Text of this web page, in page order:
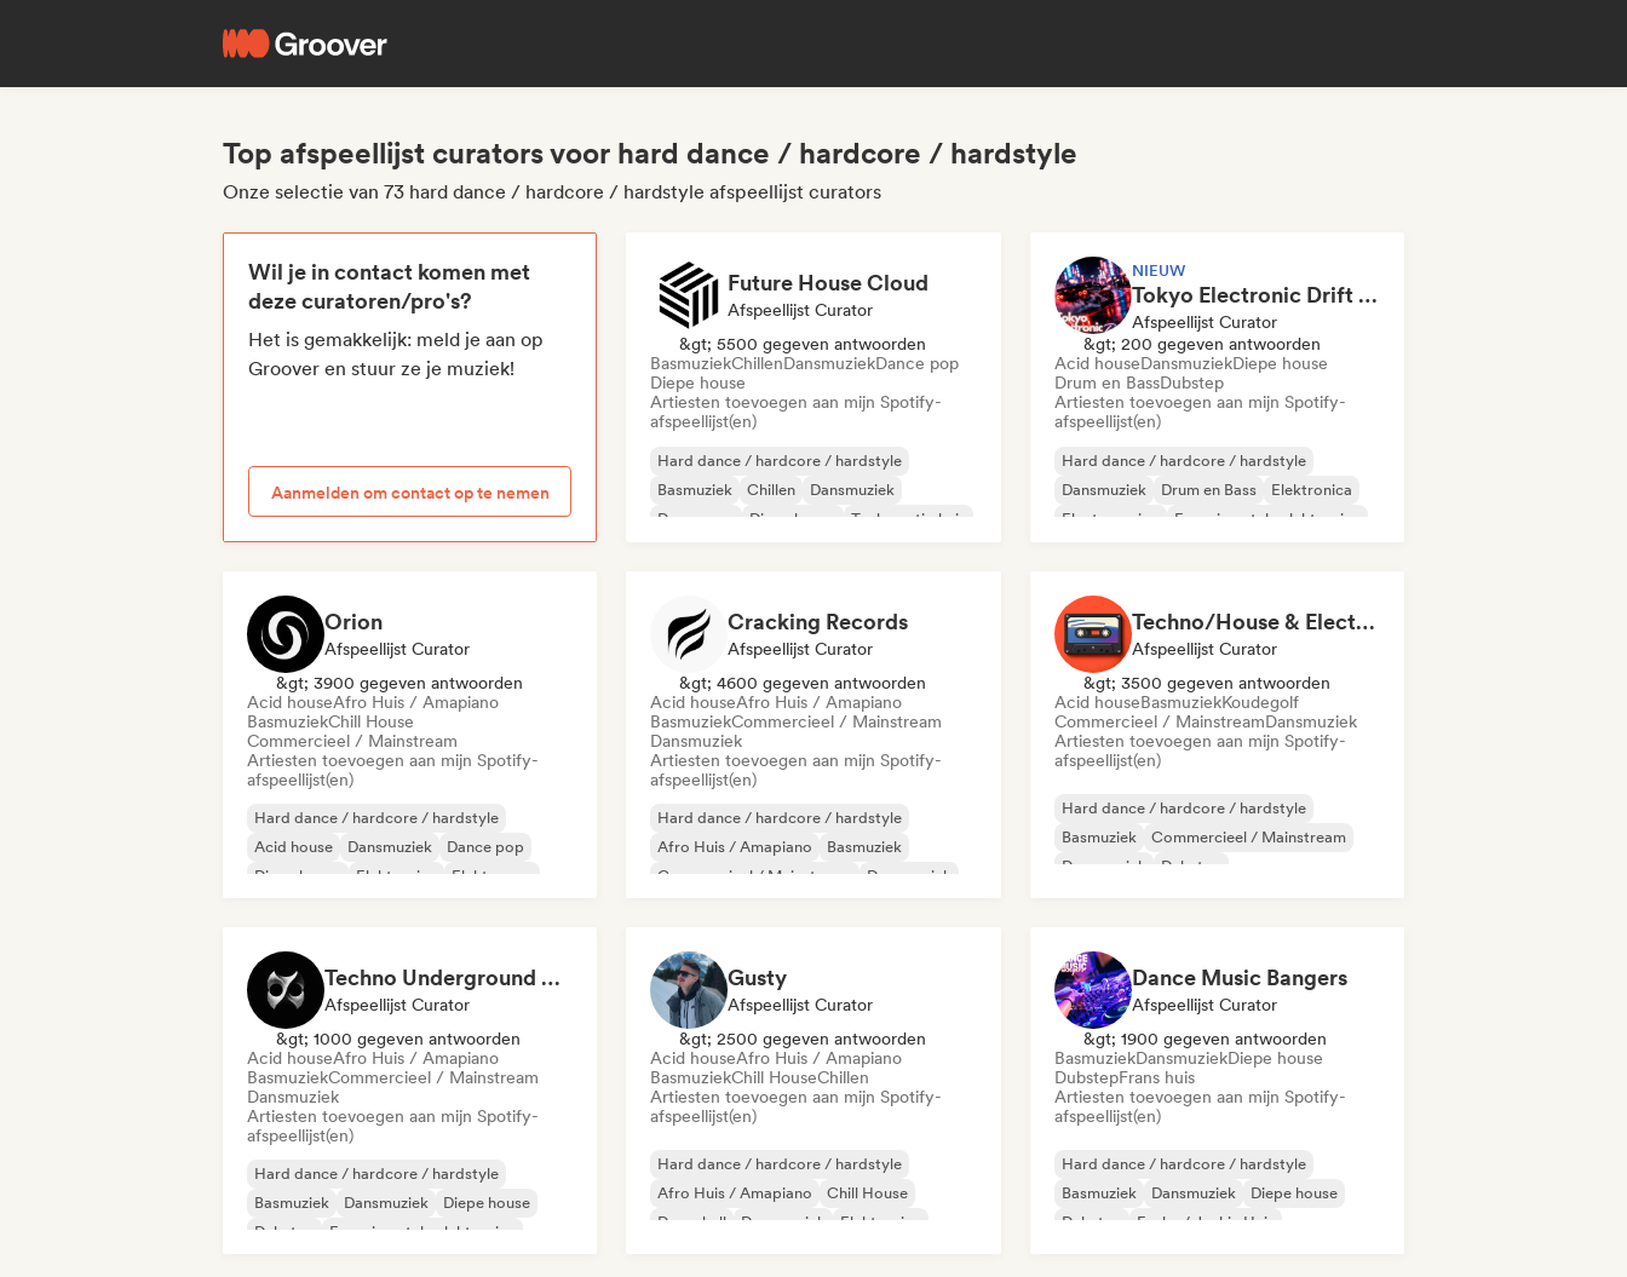
Top afspeellijst curators voor hard dance / hardcore / hardstyle
Onze selectie van 73 hard dance / hardcore / hardstyle afspeellijst curators
Wil je in contact komen met
deze curatoren/pro's?
Het is gemakkelijk: meld je aan op
Groover en stuur ze je muziek!
Aanmelden om contact op te nemen
Future House Cloud
Afspeellijst Curator
&gt; 5500 gegeven antwoorden
BasmuziekChillenDansmuziekDance pop
Diepe house
Artiesten toevoegen aan mijn Spotify-
afspeellijst(en)
Hard dance / hardcore / hardstyle
Basmuziek
Chillen
Dansmuziek
Dance pop
Diepe house
Toekomstig huis
NIEUW
Tokyo Electronic Drift 🏎️ Schranz, Hard Techno & Anime EDM
Afspeellijst Curator
&gt; 200 gegeven antwoorden
Acid houseDansmuziekDiepe house
Drum en BassDubstep
Artiesten toevoegen aan mijn Spotify-
afspeellijst(en)
Hard dance / hardcore / hardstyle
Dansmuziek
Drum en Bass
Elektronica
Electro swing
Experimentele elektronica
Orion
Afspeellijst Curator
&gt; 3900 gegeven antwoorden
Acid houseAfro Huis / Amapiano
BasmuziekChill House
Commercieel / Mainstream
Artiesten toevoegen aan mijn Spotify-
afspeellijst(en)
Hard dance / hardcore / hardstyle
Acid house
Dansmuziek
Dance pop
Diepe house
Elektronica
Elektropop
Cracking Records
Afspeellijst Curator
&gt; 4600 gegeven antwoorden
Acid houseAfro Huis / Amapiano
BasmuziekCommercieel / Mainstream
Dansmuziek
Artiesten toevoegen aan mijn Spotify-
afspeellijst(en)
Hard dance / hardcore / hardstyle
Afro Huis / Amapiano
Basmuziek
Commercieel / Mainstream
Dansmuziek
Techno/House & Electronic Music for Svea Playlists
Afspeellijst Curator
&gt; 3500 gegeven antwoorden
Acid houseBasmuziekKoudegolf
Commercieel / MainstreamDansmuziek
Artiesten toevoegen aan mijn Spotify-
afspeellijst(en)
Hard dance / hardcore / hardstyle
Basmuziek
Commercieel / Mainstream
Dansmuziek
Dubstep
Techno Underground Rave Anthems by Orphium
Afspeellijst Curator
&gt; 1000 gegeven antwoorden
Acid houseAfro Huis / Amapiano
BasmuziekCommercieel / Mainstream
Dansmuziek
Artiesten toevoegen aan mijn Spotify-
afspeellijst(en)
Hard dance / hardcore / hardstyle
Basmuziek
Dansmuziek
Diepe house
Dubstep
Experimentele elektronica
Gusty
Afspeellijst Curator
&gt; 2500 gegeven antwoorden
Acid houseAfro Huis / Amapiano
BasmuziekChill HouseChillen
Artiesten toevoegen aan mijn Spotify-
afspeellijst(en)
Hard dance / hardcore / hardstyle
Afro Huis / Amapiano
Chill House
Dancehall
Dansmuziek
Elektronica
Dance Music Bangers
Afspeellijst Curator
&gt; 1900 gegeven antwoorden
BasmuziekDansmuziekDiepe house
DubstepFrans huis
Artiesten toevoegen aan mijn Spotify-
afspeellijst(en)
Hard dance / hardcore / hardstyle
Basmuziek
Dansmuziek
Diepe house
Dubstep
Funky / Jackin Huis